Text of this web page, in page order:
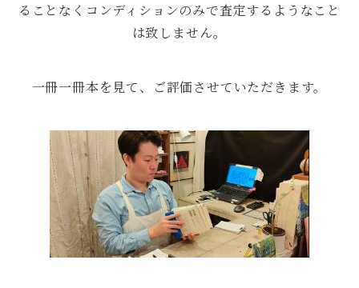
ることなくコンディションのみで査定するようなこと
は致しません。
一冊一冊本を見て、ご評価させていただきます。